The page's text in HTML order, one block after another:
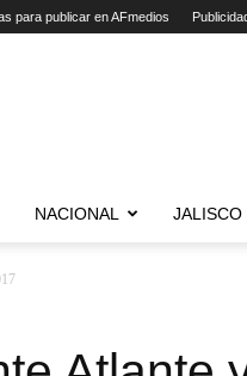
para publicar en AFmedios
NACIONAL JALISCO